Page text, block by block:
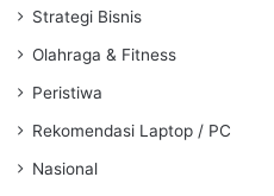
Strategi Bisnis
Olahraga & Fitness
Peristiwa
Rekomendasi Laptop / PC
Nasional